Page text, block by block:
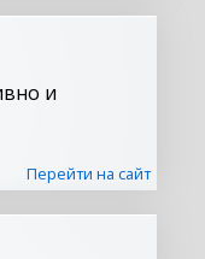
и
Перейти на сайт